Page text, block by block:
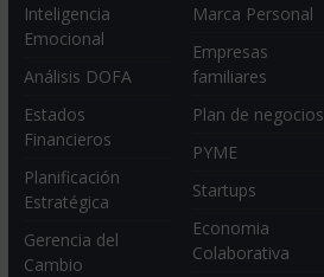
Inteligencia
Emocional
Análisis DOFA
Estados
Financieros
Planificación
Estratégica
Gerencia del
Cambio
Marca Personal
Empresas
familiares
Plan de negocios
PYME
Startups
Economia
Colaborativa